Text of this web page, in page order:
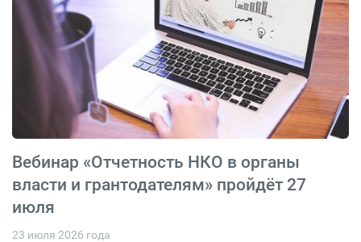
Вебинар «Отчетность НКО в органы
власти и грантодателям» пройдёт 27
июля
23 июля 2026 года